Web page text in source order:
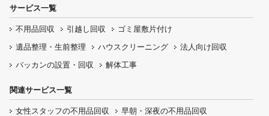
サービス一覧
不用品回収 引越し回収
ゴミ屋敷片付け
遺品整理・生前整理
ハウスクリーニング
法人向け回収
バッカンの設置・回収
解体工事
関連サービス一覧
女性スタッフの不用品回収 早朝・深夜の不用品回収